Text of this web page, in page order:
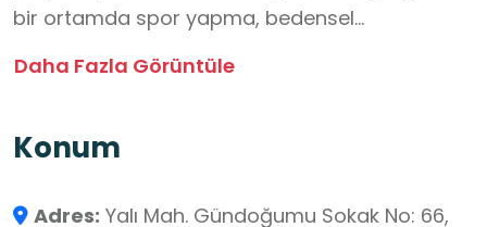
bir ortamda spor yapma, bedensel
koordinasyon geliştirme ve takım çalışması
Daha Fazla Görüntüle
Konum
Adres: Yalı Mah. Gündoğumu Sokak No: 66,